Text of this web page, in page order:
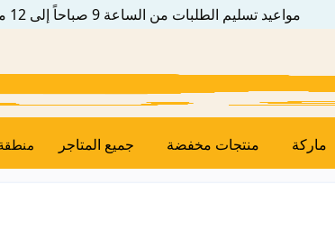
مواعيد تسليم الطلبات من الساعة 9 صباحاً إلى 12 مساء
ماركة منتجات مخفضة جميع المتاجر منطقة